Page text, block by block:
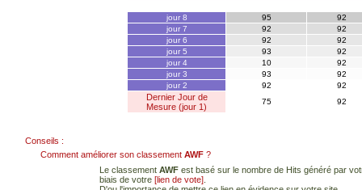
jour 8 95
92
jour 7
92
92
jour 6
92
92
jour 5
93
92
jour 4
10
92
jour 3
93
92
jour 2
92 92
Dernier Jour de
Mesure (jour 1)
75 92
Conseils :
Comment améliorer son classement AWF?
Le classement AWFest basé sur le nombre de Hits généré par
biais de votre [lien de vote].